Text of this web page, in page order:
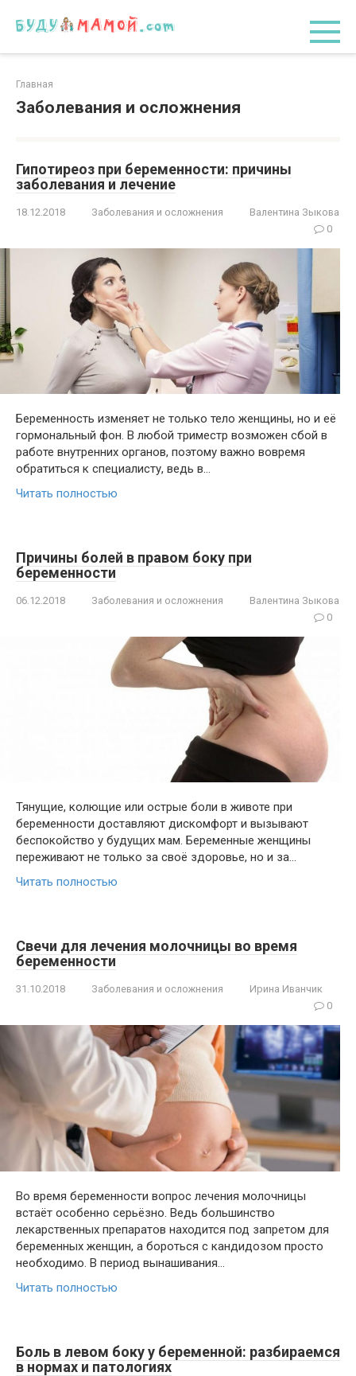
Главная
Заболевания и осложнения
Гипотиреоз при беременности: причины
заболевания и лечение
18.12.2018 Заболевания и осложнения
Валентина Зыкова
0
Беременность изменяет не только тело женщины, но и её
гормональный фон. В любой триместр возможен сбой в
работе внутренних органов, поэтому важно вовремя
обратиться к специалисту, ведь в…
Читать полностью
Причины болей в правом боку при
беременности
06.12.2018 Заболевания и осложнения
Валентина Зыкова
0
Тянущие, колющие или острые боли в животе при
беременности доставляют дискомфорт и вызывают
беспокойство у будущих мам. Беременные женщины
переживают не только за своё здоровье, но и за…
Читать полностью
Свечи для лечения молочницы во время
беременности
31.10.2018 Заболевания и осложнения
Ирина Иванчик
0
Во время беременности вопрос лечения молочницы
встаёт особенно серьёзно. Ведь большинство
лекарственных препаратов находится под запретом для
беременных женщин, а бороться с кандидозом просто
необходимо. В период вынашивания…
Читать полностью
Боль в левом боку у беременной: разбираемся
в нормах и патологиях